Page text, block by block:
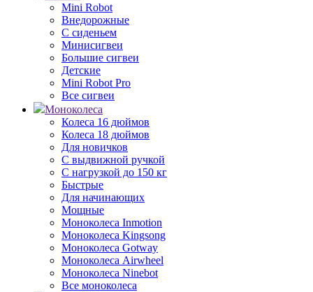
Mini Robot
Внедорожные
С сиденьем
Минисигвеи
Большие сигвеи
Детские
Mini Robot Pro
Все сигвеи
Моноколеса
Колеса 16 дюймов
Колеса 18 дюймов
Для новичков
С выдвижной ручкой
С нагрузкой до 150 кг
Быстрые
Для начинающих
Мощные
Моноколеса Inmotion
Моноколеса Kingsong
Моноколеса Gotway
Моноколеса Airwheel
Моноколеса Ninebot
Все моноколеса